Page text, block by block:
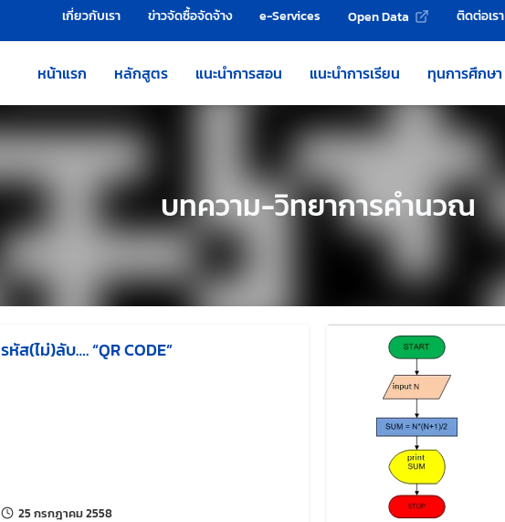
เกี่ยวกับเรา ข่าวจัดซื้อจัดจ้าง e-Services Open Data ติดต่อเรา
หน้าแรก หลักสูตร แนะนำการสอน แนะนำการเรียน ทุนการศึกษา
บทความ-วิทยาการคำนวณ
รหัส(ไม่)ลับ…. “QR CODE”
25 กรกฎาคม 2558แก้ไขล่าสุดเมื่อ: